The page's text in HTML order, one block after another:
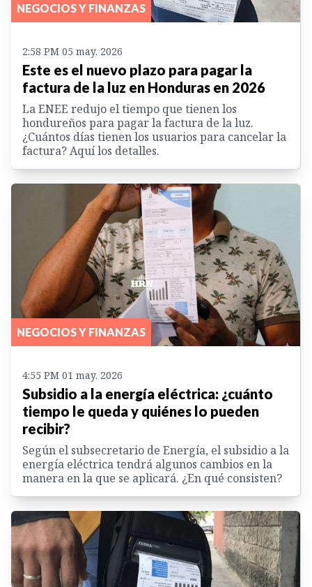
NEGOCIOS Y FINANZAS
2:58 PM 05 may. 2026
Este es el nuevo plazo para pagar la
factura de la luz en Honduras en 2026
La ENEE redujo el tiempo que tienen los
hondureños para pagar la factura de la luz.
¿Cuántos días tienen los usuarios para cancelar la
factura? Aquí los detalles.
NEGOCIOS Y FINANZAS
4:55 PM 01 may. 2026
Subsidio a la energía eléctrica: ¿cuánto
tiempo le queda y quiénes lo pueden
recibir?
Según el subsecretario de Energía, el subsidio a la
energía eléctrica tendrá algunos cambios en la
manera en la que se aplicará. ¿En qué consisten?